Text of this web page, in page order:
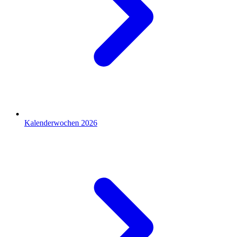
Kalenderwochen 2026